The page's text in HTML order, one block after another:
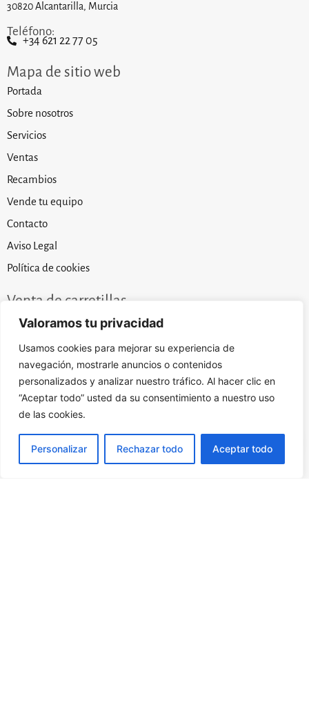
Valoramos tu privacidad
Usamos cookies para mejorar su experiencia de
navegación, mostrarle anuncios o contenidos
personalizados y analizar nuestro tráfico. Al hacer clic en
“Aceptar todo” usted da su consentimiento a nuestro uso
de las cookies.
Personalizar Rechazar todo Aceptar todo
30820 Alcantarilla, Murcia
Teléfono:
+34 621 22 77 05
Mapa de sitio web
Portada
Sobre nosotros
Servicios
Ventas
Recambios
Vende tu equipo
Contacto
Aviso Legal
Política de cookies
Venta de carretillas
Ofrecemos los mejores precios en carretillas elevadoras
Nuestros precios son posibles gracias al esfuerzo y
trabajo por conseguir las mejores oportunidades a nivel
mundial.
Compramos su carretilla
Si lo que necesita es vender su máquina, le hacemos la mejor
oferta por su carretilla elevadora ya sea usada, de segunda mano